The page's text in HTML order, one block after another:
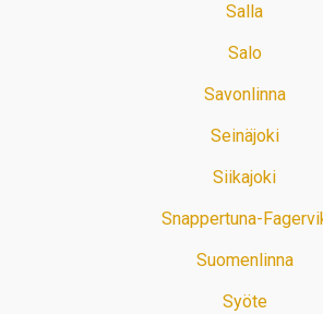
Salla
Salo
Savonlinna
Seinäjoki
Siikajoki
Snappertuna-
Suomenlinna
Syöte